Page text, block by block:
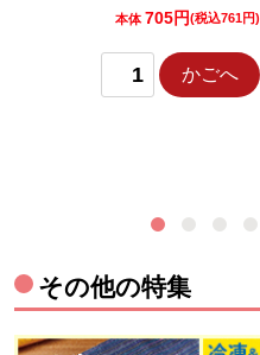
本体 705円(税込761円)
かごへ
その他の特集